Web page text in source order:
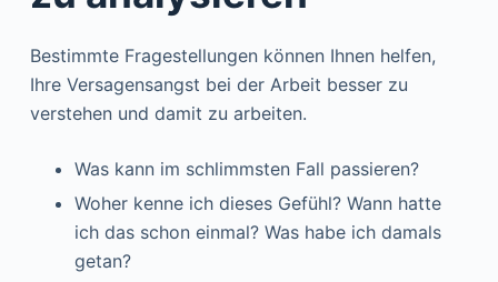
Bestimmte Fragestellungen können Ihnen helfen,
Ihre Versagensangst bei der Arbeit besser zu
verstehen und damit zu arbeiten.
Was kann im schlimmsten Fall passieren?
Woher kenne ich dieses Gefühl? Wann hatte
ich das schon einmal? Was habe ich damals
getan?